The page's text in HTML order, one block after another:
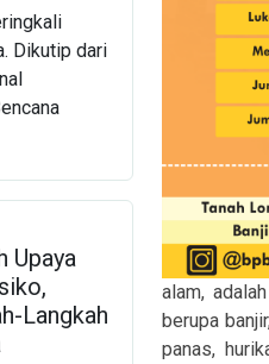
Dikutip dari
Upaya
Langkah
alam,
berupa
panas,